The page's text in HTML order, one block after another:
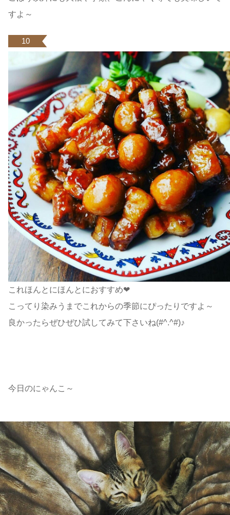
すよ～
10
これほんとにほんとにおすすめ❤
こってり染みうまでこれからの季節にぴったりですよ～
良かったらぜひぜひ試してみて下さいね(#^.^#)♪
今日のにゃんこ～